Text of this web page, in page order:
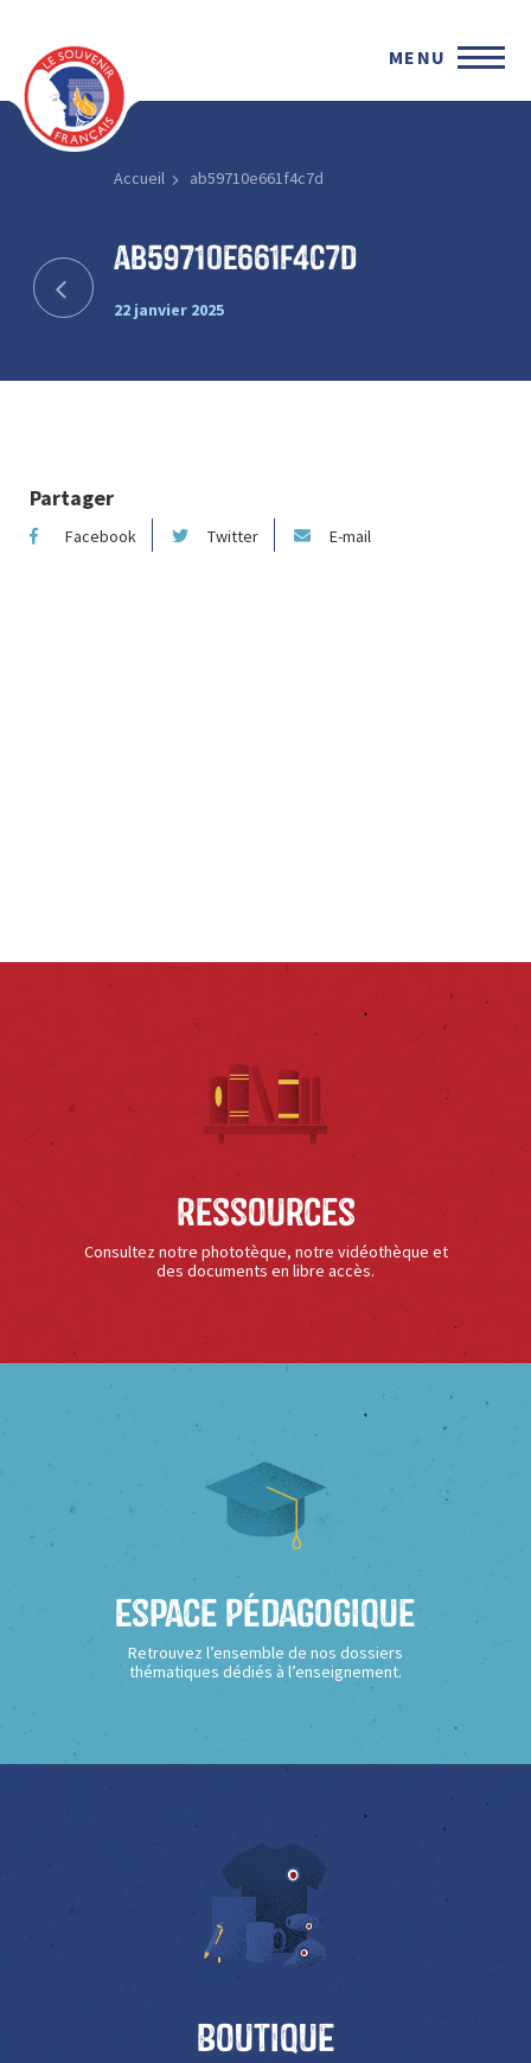
MENU
Accueil ab59710e661f4c7d
ab59710e661f4c7d
22 janvier 2025
Partager
Facebook Twitter E-mail
Ressources
Consultez notre phototèque, notre vidéothèque et
des documents en libre accès.
Espace Pédagogique
Retrouvez l’ensemble de nos dossiers
thématiques dédiés à l’enseignement.
Boutique